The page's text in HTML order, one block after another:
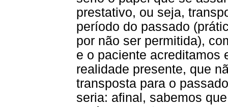
prestativo, ou seja,
período do passado
por não ser permitida),
e o paciente acreditamos
realidade presente, que
transposta para o
seria: afinal, sabemos